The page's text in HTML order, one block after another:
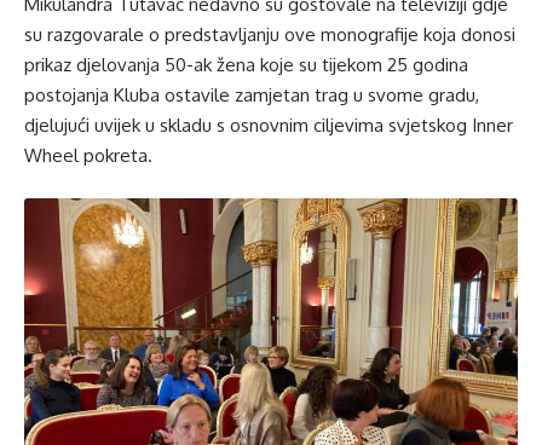
su razgovarale o predstavljanju ove monografije koja donosi
prikaz djelovanja 50-ak žena koje su tijekom 25 godina
postojanja Kluba ostavile zamjetan trag u svome gradu,
djelujući uvijek u skladu s osnovnim ciljevima svjetskog Inner
Wheel pokreta.